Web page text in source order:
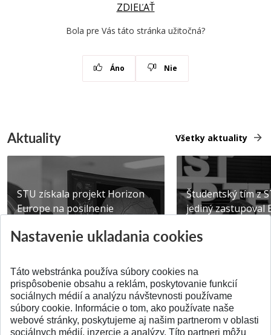
ZDIEĽAŤ
Bola pre Vás táto stránka užitočná?
Áno Nie
Aktuality Všetky aktuality
STU získala projekt Horizon
Europe na posilnenie
Publikované 31.07.2026
Študentský tím z
jediný zastupoval
Publikované
SPÄŤ NA VRCH
Nastavenie ukladania cookies
Táto webstránka používa súbory cookies na
prispôsobenie obsahu a reklám, poskytovanie funkcií
sociálnych médií a analýzu návštevnosti používame
súbory cookie. Informácie o tom, ako používate naše
webové stránky, poskytujeme aj našim partnerom v oblasti
sociálnych médií, inzercie a analýzy. Títo partneri môžu